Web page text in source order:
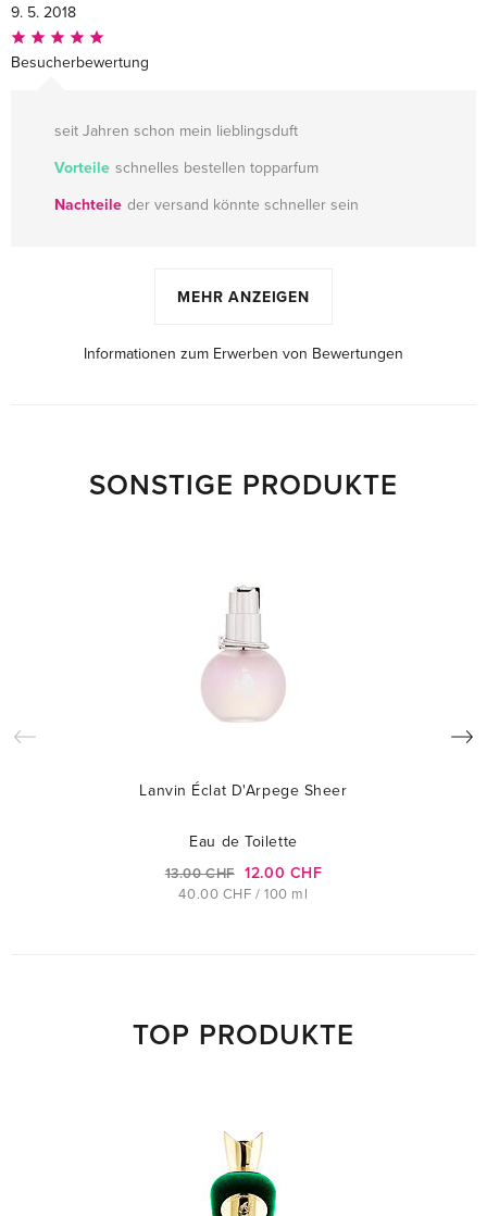
9. 5. 2018
Besucherbewertung
seit Jahren schon mein lieblingsduft
Vorteile schnelles bestellen topparfum
Nachteile der versand könnte schneller sein
MEHR ANZEIGEN
Informationen zum Erwerben von Bewertungen
SONSTIGE PRODUKTE
Lanvin Éclat D'Arpege Sheer
Eau de Toilette
13.00 CHF 12.00 CHF
40.00 CHF / 100 ml
TOP PRODUKTE